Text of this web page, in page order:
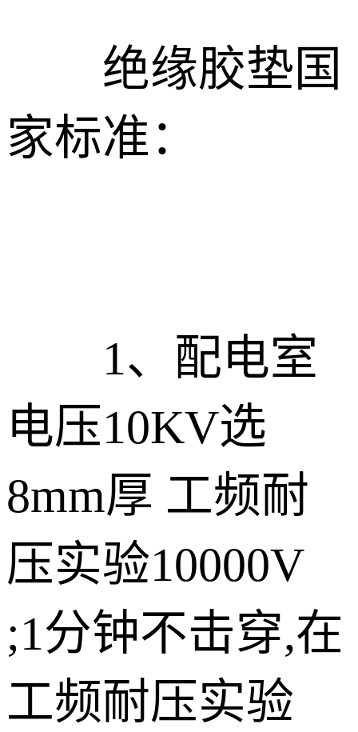
绝缘胶垫国
家标准：
1、配电室
电压10KV选
8mm厚 工频耐
压实验10000V
;1分钟不击穿,在
工频耐压实验